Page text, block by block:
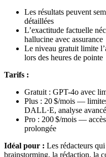
Les résultats peuvent
détaillées
L’exactitude factuelle
hallucine avec assurance
Le niveau gratuit limite
lors des heures de pointe
Tarifs :
Gratuit : GPT-4o avec
Plus : 20 $/mois —
DALL·E, analyse
Pro : 200 $/mois —
prolongée
Idéal pour : Les rédacteurs
brainstorming, la rédaction, la